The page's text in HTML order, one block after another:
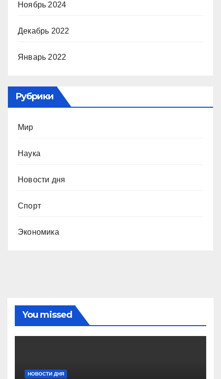
Ноябрь 2024
Декабрь 2022
Январь 2022
Рубрики
Мир
Наука
Новости дня
Спорт
Экономика
You missed
НОВОСТИ ДНЯ